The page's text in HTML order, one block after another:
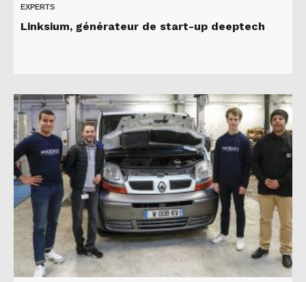
EXPERTS
Linksium, générateur de start-up deeptech